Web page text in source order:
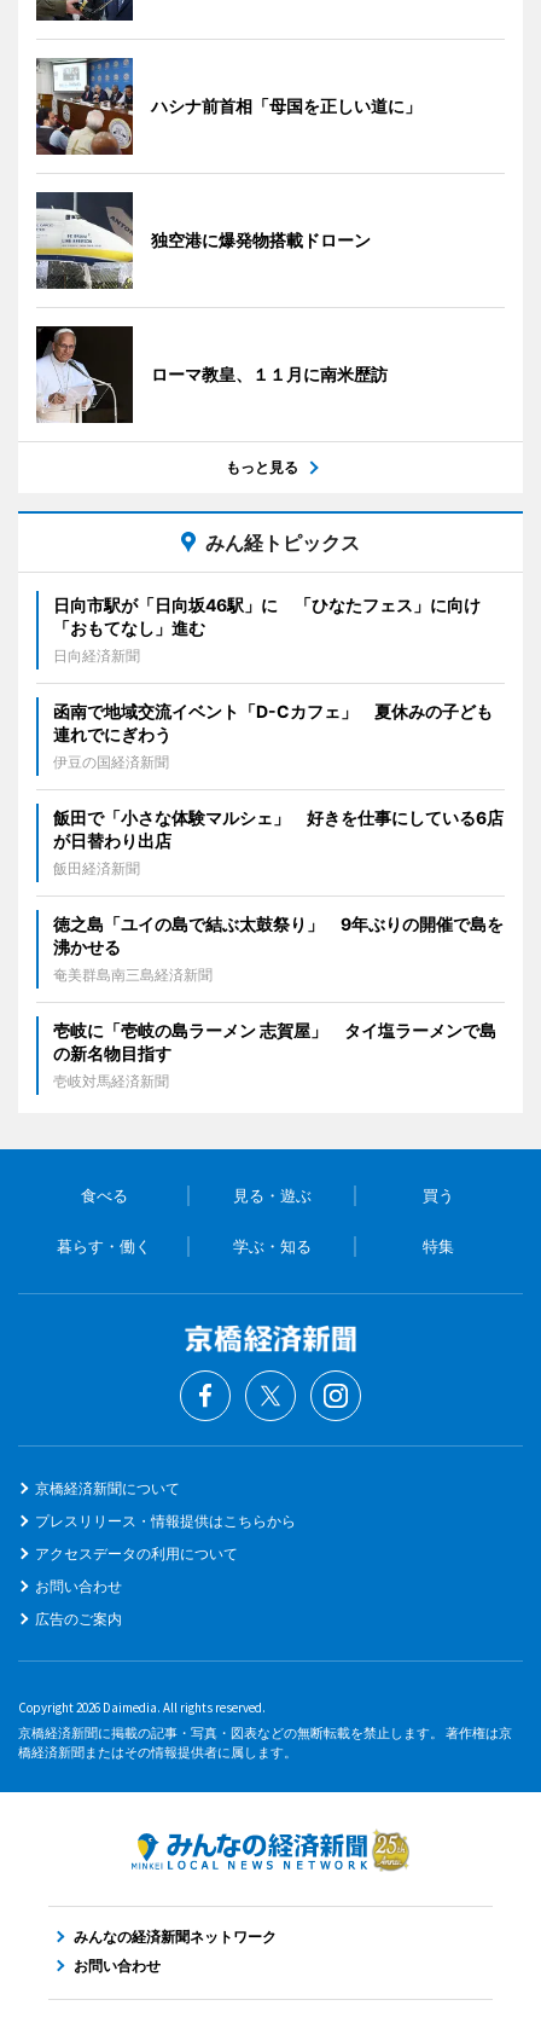
ハシナ前首相「母国を正しい道に」
独空港に爆発物搭載ドローン
ローマ教皇、１１月に南米歴訪
もっと見る
みん経トピックス
日向市駅が「日向坂46駅」に 「ひなたフェス」に向け
「おもてなし」進む
日向経済新聞
函南で地域交流イベント「D-Cカフェ」 夏休みの子ども
連れでにぎわう
伊豆の国経済新聞
飯田で「小さな体験マルシェ」 好きを仕事にしている6店
が日替わり出店
飯田経済新聞
徳之島「ユイの島で結ぶ太鼓祭り」 9年ぶりの開催で島を
沸かせる
奄美群島南三島経済新聞
壱岐に「壱岐の島ラーメン 志賀屋」 タイ塩ラーメンで島
の新名物目指す
壱岐対馬経済新聞
食べる 見る・遊ぶ 買う
暮らす・働く 学ぶ・知る 特集
京橋経済新聞について
プレスリリース・情報提供はこちらから
アクセスデータの利用について
お問い合わせ
広告のご案内
Copyright 2026 Daimedia. All rights reserved.
京橋経済新聞に掲載の記事・写真・図表などの無断転載を禁止します。 著作権は京
橋経済新聞またはその情報提供者に属します。
みんなの経済新聞ネットワーク
お問い合わせ